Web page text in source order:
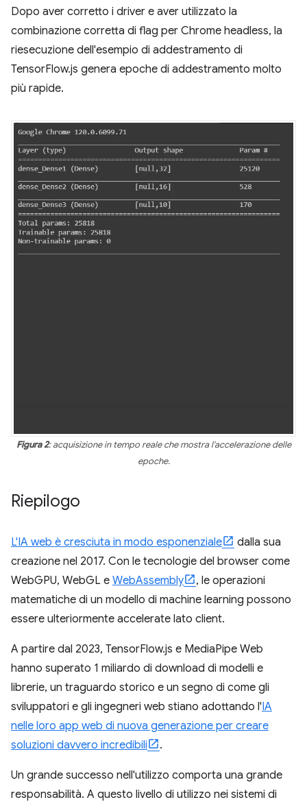
Dopo aver corretto i driver e aver utilizzato la
combinazione corretta di flag per Chrome headless, la
riesecuzione dell'esempio di addestramento di
TensorFlow.js genera epoche di addestramento molto
più rapide.
Figura 2: acquisizione in tempo reale che mostra l'accelerazione delle
epoche.
Riepilogo
L'IA web è cresciuta in modo esponenziale
dalla sua
creazione nel 2017. Con le tecnologie del browser come
WebGPU, WebGL e WebAssembly
, le operazioni
matematiche di un modello di machine learning possono
essere ulteriormente accelerate lato client.
A partire dal 2023, TensorFlow.js e MediaPipe Web
hanno superato 1 miliardo di download di modelli e
librerie, un traguardo storico e un segno di come gli
sviluppatori e gli ingegneri web stiano adottando l'IA
nelle loro app web di nuova generazione per creare
soluzioni davvero incredibili
.
Un grande successo nell'utilizzo comporta una grande
responsabilità. A questo livello di utilizzo nei sistemi di